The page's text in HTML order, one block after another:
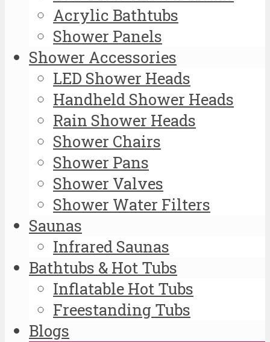
Acrylic Bathtubs
Shower Panels
Shower Accessories
LED Shower Heads
Handheld Shower Heads
Rain Shower Heads
Shower Chairs
Shower Pans
Shower Valves
Shower Water Filters
Saunas
Infrared Saunas
Bathtubs & Hot Tubs
Inflatable Hot Tubs
Freestanding Tubs
Blogs